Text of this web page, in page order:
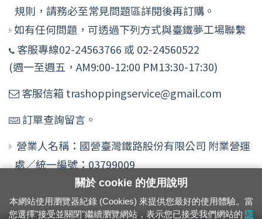
規則，請務必至常見問題區詳閱後再訂購。
如有任何問題，可透過下列方式與臺鐵夢工場聯繫
客服專線02-24563766 或 02-24560522
(週一至週五，AM9:00-12:00 PM13:30-17:30)
客服信箱 trashoppingservice@gmail.com
訂單查詢留言。
營業人名稱：國營臺灣鐵路股份有限公司 附業營運
處／統一編號：03799009
關於 cookie 的使用說明
本網站使用瀏覽器紀錄 (Cookies) 來提供您最好的使用體驗。當
您選擇"接受並關閉"繼續瀏覽網站，表示您已接受我們網站的 隱